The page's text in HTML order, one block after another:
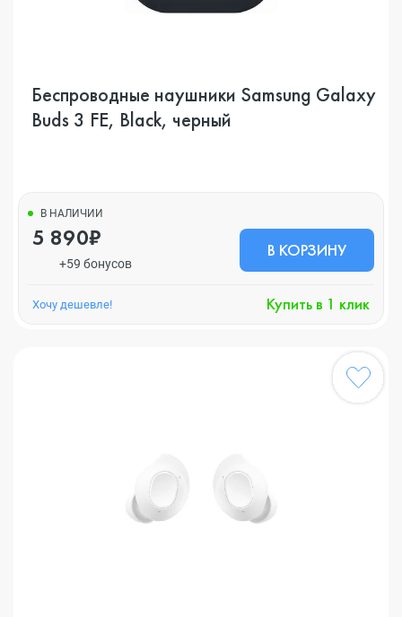
Беспроводные наушники Samsung Galaxy
Buds 3 FE, Black, черный
В НАЛИЧИИ
5 890₽
+59 бонусов
В КОРЗИНУ
Хочу дешевле! Купить в 1 клик